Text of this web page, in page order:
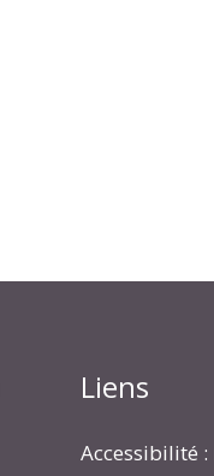
Liens
Accessibilité